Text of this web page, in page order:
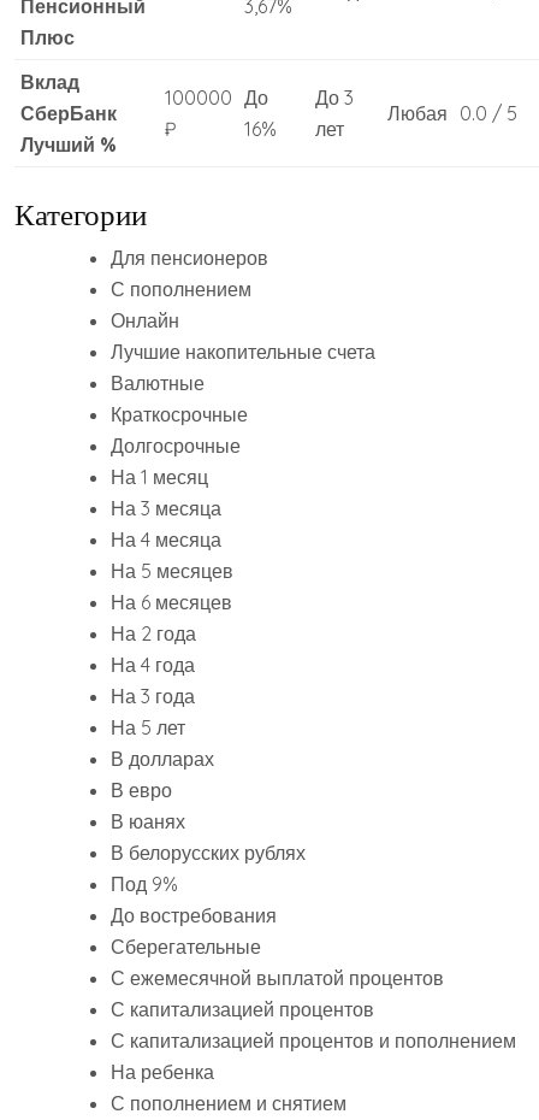
Пенсионный
Плюс
3,67%
Вклад
СберБанк
Лучший %
100000
₽
До
16%
До 3
лет
Любая 0.0 / 5
Категории
Для пенсионеров
С пополнением
Онлайн
Лучшие накопительные счета
Валютные
Краткосрочные
Долгосрочные
На 1 месяц
На 3 месяца
На 4 месяца
На 5 месяцев
На 6 месяцев
На 2 года
На 4 года
На 3 года
На 5 лет
В долларах
В евро
В юанях
В белорусских рублях
Под 9%
До востребования
Сберегательные
С ежемесячной выплатой процентов
С капитализацией процентов
С капитализацией процентов и пополнением
На ребенка
С пополнением и снятием